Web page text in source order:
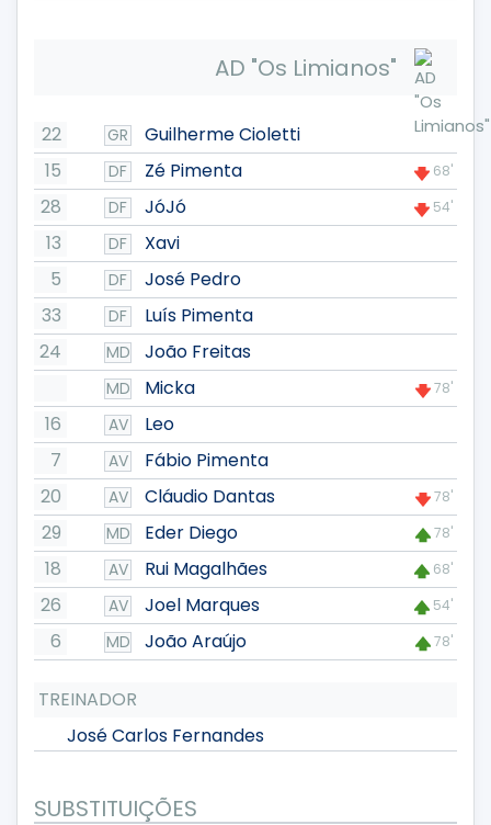
AD "Os Limianos"
22 GR
Guilherme Cioletti
15
DF Zé Pimenta 68'
28 DF JóJó 54'
13 DF
Xavi
5
DF
José Pedro
33
DF
Luís Pimenta
24
MD João Freitas
MD Micka 78'
16 AV
Leo
7
AV
Fábio Pimenta
20
AV Cláudio Dantas 78'
29 MD Eder Diego 78'
18 AV Rui Magalhães 68'
26 AV Joel Marques 54'
6 MD João Araújo 78'
TREINADOR
José Carlos Fernandes
SUBSTITUIÇÕES